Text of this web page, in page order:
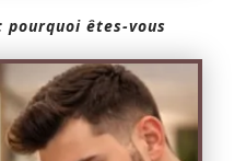
pourquoi êtes-vous